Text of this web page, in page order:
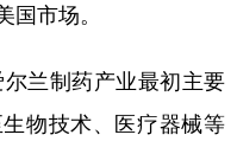
日本語
国市场。
兰制药产业最初主要
物技术、医疗器械等